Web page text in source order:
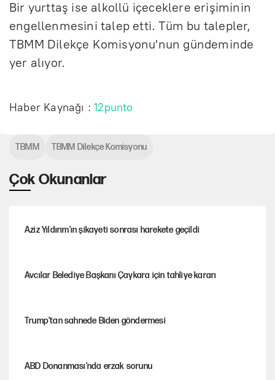
Bir yurttaş ise alkollü içeceklere erişiminin
engellenmesini talep etti. Tüm bu talepler,
TBMM Dilekçe Komisyonu'nun gündeminde
yer alıyor.
Haber Kaynağı :12punto
Çok Okunanlar
Aziz Yıldırım’ın şikayeti sonrası harekete geçildi
Avcılar Belediye Başkanı Çaykara için tahliye kararı
Trump’tan sahnede Biden göndermesi
ABD Donanması’nda erzak sorunu
TBMM TBMM Dilekçe Komisyonu